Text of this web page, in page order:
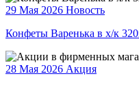
29 Мая 2026 Новость
Конфеты Варенька в х/к
28 Мая 2026 Акция